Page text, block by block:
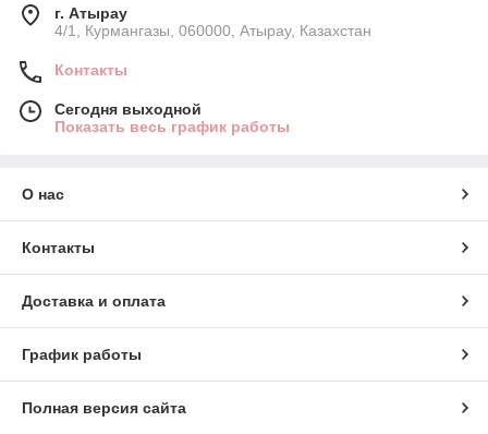
г. Атырау
4/1, Курмангазы, 060000, Атырау, Казахстан
Контакты
Сегодня выходной
Показать весь график работы
О нас
Контакты
Доставка и оплата
График работы
Полная версия сайта